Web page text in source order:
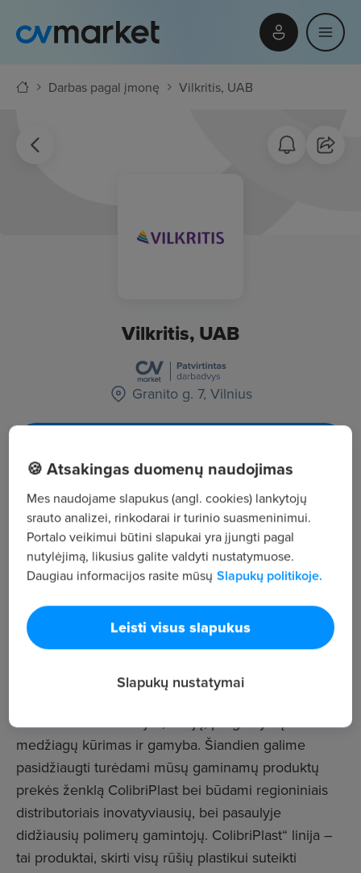
Darbas pagal įmonę Vilkritis, UAB
Vilkritis, UAB
Granito g. 7, Vilnius
Įmonės aprašymas
41
Darbuotojų sk.
12 687
~4 071 €
Vid. atlyginimas
Apie įmonę - 1999 metais įkurtos įmonės UAB
Vilkritis specializacija – plastikiniams gaminiams
medžiagų kūrimas ir gamyba. Šiandien galime
pasidžiaugti turėdami mūsų gaminamų produktų
prekės ženklą ColibriPlast bei būdami regioniniais
distributoriais inovatyviausių, bei pasaulyje
didžiausių polimerų gamintojų. ColibriPlast“ linija –
tai produktai, skirti visų rūšių plastikui suteikti
🍪 Atsakingas duomenų naudojimas
Mes naudojame slapukus (angl. cookies) lankytojų
srauto analizei, rinkodarai ir turinio suasmeninimui.
Portalo veikimui būtini slapukai yra įjungti pagal
nutylėjimą, likusius galite valdyti nustatymuose.
Daugiau informacijos rasite mūsų Slapukų politikoje.
Leisti visus slapukus
Slapukų nustatymai